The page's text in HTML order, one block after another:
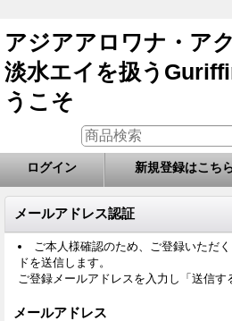
アジアアロワナ・ア
淡水エイを扱う
うこそ
ログイン 新規登録はこち
メールアドレス認証
ご本人様確認のため、ご登録いただ
ドを送信します。
ご登録メールアドレスを入力し「送信す
メールアドレス